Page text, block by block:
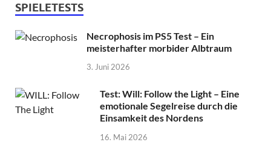
SPIELETESTS
Necrophosis im PS5 Test – Ein
meisterhafter morbider Albtraum
3. Juni 2026
Test: Will: Follow the Light – Eine
emotionale Segelreise durch die
Einsamkeit des Nordens
16. Mai 2026